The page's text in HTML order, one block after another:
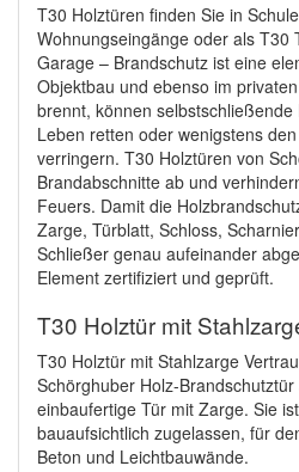
T30 Holztüren finden Sie in
Wohnungseingänge oder als T30
Garage – Brandschutz ist eine
Objektbau und ebenso im
brennt, können
Leben retten oder wenigstens
verringern. T30 Holztüren von
Brandabschnitte ab und
Feuers. Damit die
Zarge, Türblatt, Schloss,
Schließer genau aufeinander
Element zertifiziert und geprüft.
T30 Holztür mit
T30 Holztür mit Stahlzarge
Schörghuber Holz-
einbaufertige Tür mit Zarge. Sie
bauaufsichtlich zugelassen, für
Beton und Leichtbauwände.